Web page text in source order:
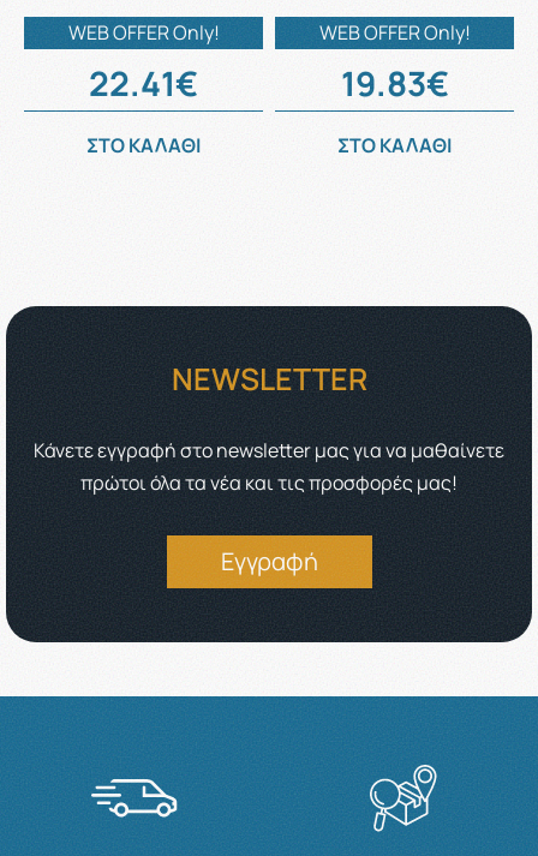
WEB OFFER Only!
22.41€
ΣΤΟ ΚΑΛΑΘΙ
WEB OFFER Only!
19.83€
ΣΤΟ ΚΑΛΑΘΙ
NEWSLETTER
Κάνετε εγγραφή στο newsletter μας για να μαθαίνετε
πρώτοι όλα τα νέα και τις προσφορές μας!
Εγγραφή